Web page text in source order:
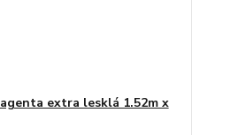
extra lesklá 1.52m x